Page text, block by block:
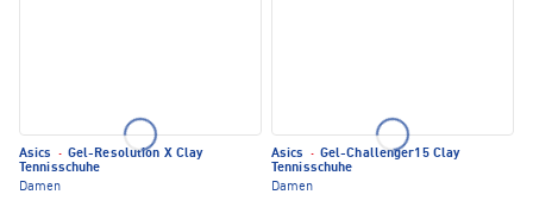
Asics · Gel-Resolution X Clay
Tennisschuhe
Damen
Asics · Gel-Challenger15 Clay
Tennisschuhe
Damen